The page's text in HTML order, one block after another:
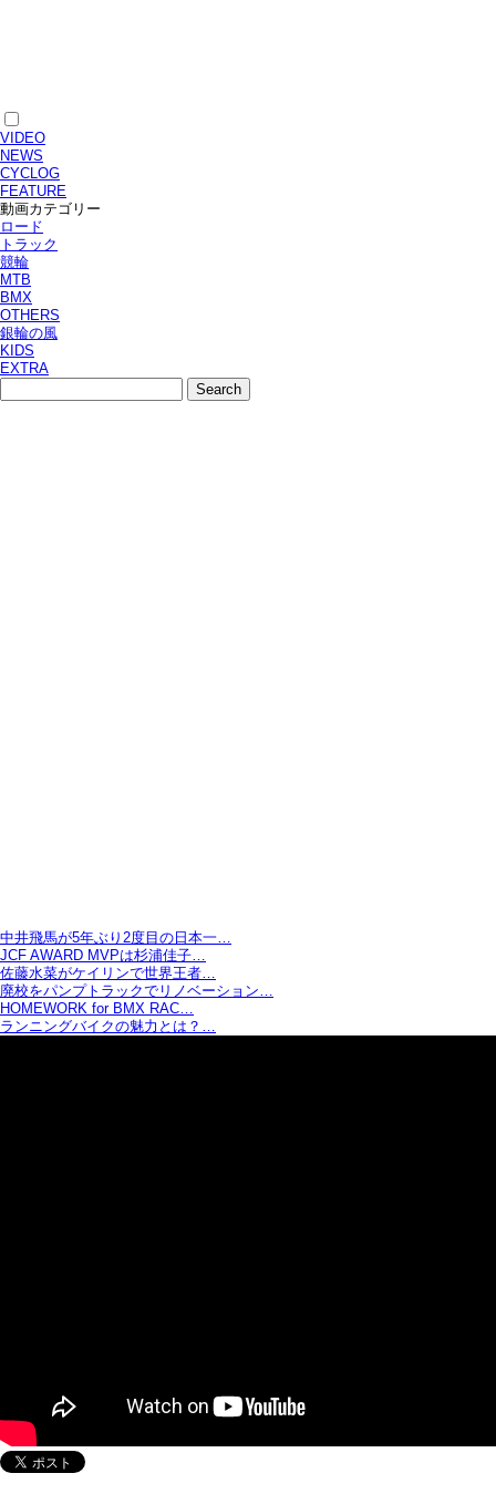
VIDEO
NEWS
CYCLOG
FEATURE
動画カテゴリー
ロード
トラック
競輪
MTB
BMX
OTHERS
銀輪の風
KIDS
EXTRA
中井飛馬が5年ぶり2度目の日本一…
JCF AWARD MVPは杉浦佳子…
佐藤水菜がケイリンで世界王者…
廃校をパンプトラックでリノベーション…
HOMEWORK for BMX RAC…
ランニングバイクの魅力とは？…